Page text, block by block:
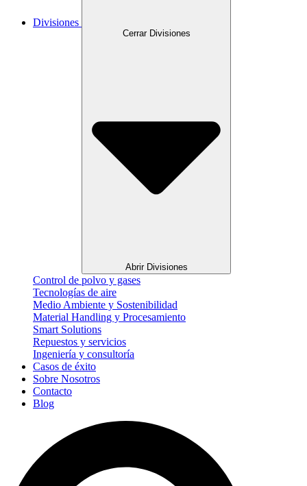
Divisiones
Cerrar Divisiones
Abrir Divisiones
Control de polvo y gases
Tecnologías de aire
Medio Ambiente y Sostenibilidad
Material Handling y Procesamiento
Smart Solutions
Repuestos y servicios
Ingeniería y consultoría
Casos de éxito
Sobre Nosotros
Contacto
Blog